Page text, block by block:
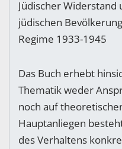
Jüdischer
jüdischen
Regime 1933-1945
Das Buch erhebt
Thematik weder
noch auf
Hauptanliegen
des Verhaltens